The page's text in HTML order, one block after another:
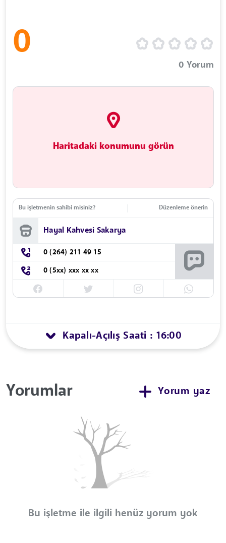
0
0 Yorum
Haritadaki konumunu görün
Bu işletmenin sahibi misiniz? Düzenleme önerin
Hayal Kahvesi Sakarya
0 (264) 211 49 15
0 (5xx) xxx xx xx
Kapalı-Açılış Saati : 16:00
Yorumlar Yorum yaz
Bu işletme ile ilgili henüz yorum yok